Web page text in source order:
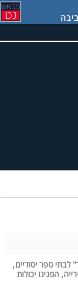
ספר יסודיים,
הפגינו יכולות